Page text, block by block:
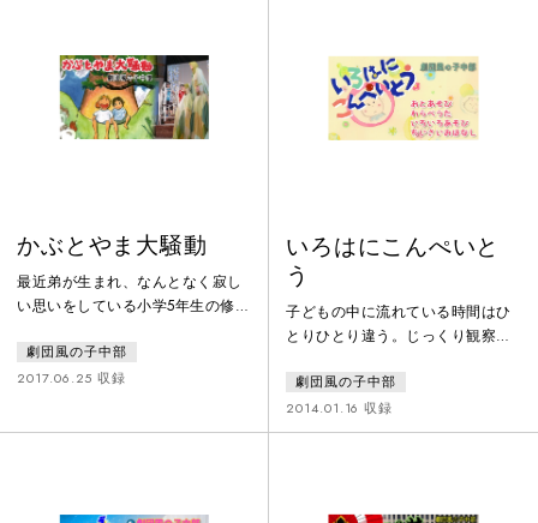
かぶとやま大騒動
最近弟が生まれ、なんとなく寂し
い思いをしている小学5年生の修一
とで忙しく、あそぶ時間もない同
級生の直人。ひょんなことから二
劇団風の子中部
2017.06.25 収録
いろはにこんぺいと
う
子どもの中に流れている時間はひ
とりひとり違う。じっくり観察し
好奇心の趣くままいろんなものを
どんどん吸収していく子、いろん
な人間がいて、色んな気分の時も
劇団風の子中部
2014.01.16 収録